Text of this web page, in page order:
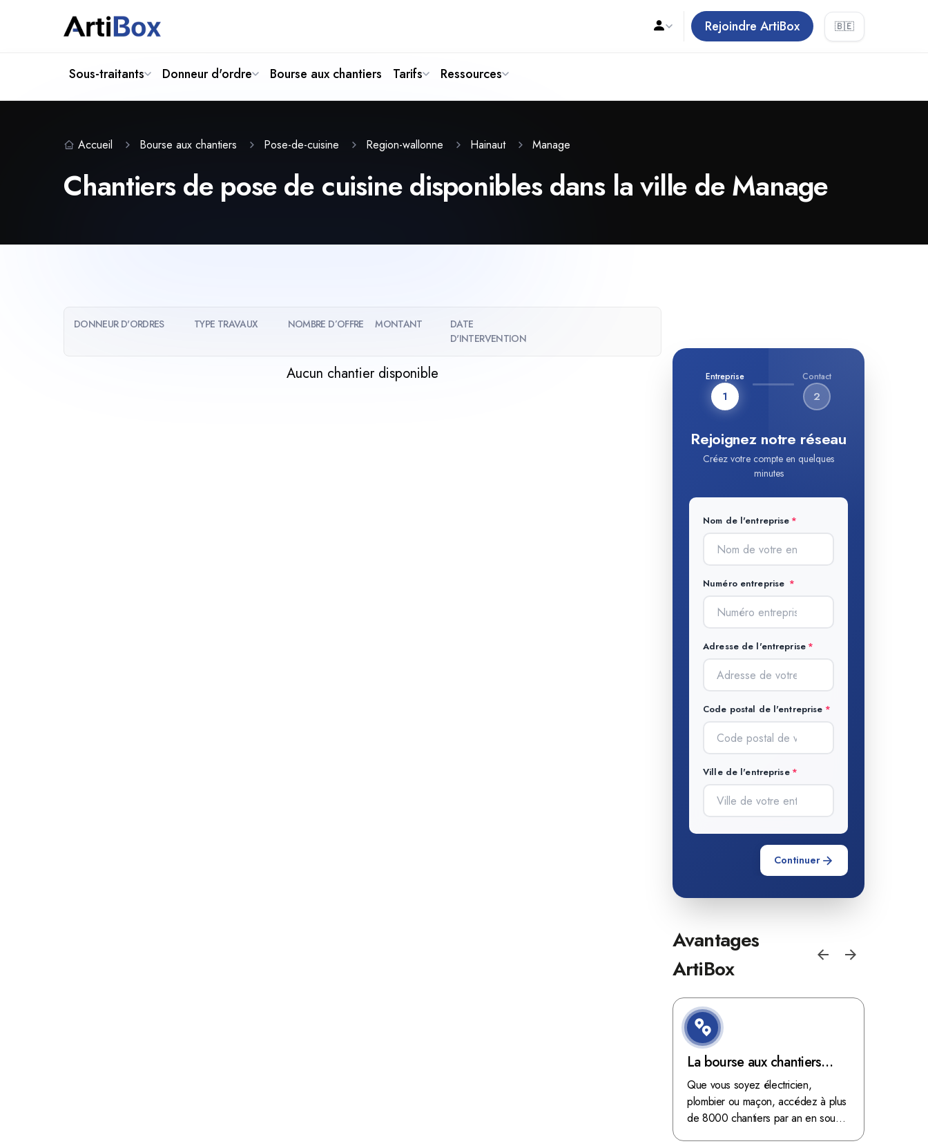
Rejoindre ArtiBox 🇧🇪
Sous-traitants Donneur d'ordre Bourse aux chantiers Tarifs Ressources
Accueil Bourse aux chantiers Pose-de-cuisine Region-wallonne Hainaut Manage
Chantiers de pose de cuisine disponibles dans la ville de Manage
DONNEUR D'ORDRES TYPE TRAVAUX NOMBRE D’OFFRE MONTANT
DATE
D'INTERVENTION
Aucun chantier disponible Entreprise
1
Contact
2
Rejoignez notre réseau
Créez votre compte en quelques
minutes
Nom de l'entreprise
Numéro entreprise
Adresse de l'entreprise
Code postal de l'entreprise
Ville de l'entreprise
Continuer
Avantages
ArtiBox
La bourse aux chantiers
d'ArtiBox Belgique, véritable
mine d'or !
Que vous soyez électricien,
plombier ou maçon, accédez à plus
de 8000 chantiers par an en sous-